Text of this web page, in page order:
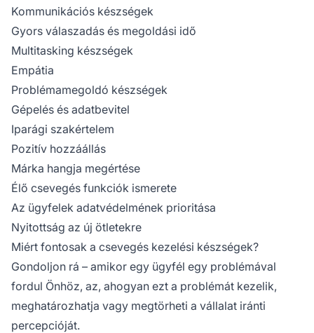
Kommunikációs készségek
Gyors válaszadás és megoldási idő
Multitasking készségek
Empátia
Problémamegoldó készségek
Gépelés és adatbevitel
Iparági szakértelem
Pozitív hozzáállás
Márka hangja megértése
Élő csevegés funkciók ismerete
Az ügyfelek adatvédelmének prioritása
Nyitottság az új ötletekre
Miért fontosak a csevegés kezelési készségek?
Gondoljon rá – amikor egy ügyfél egy problémával
fordul Önhöz, az, ahogyan ezt a problémát kezelik,
meghatározhatja vagy megtörheti a vállalat iránti
percepcióját.